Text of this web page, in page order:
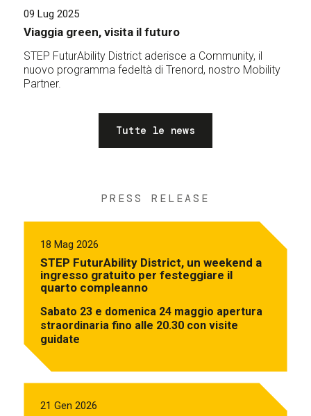
09 Lug 2025
Viaggia green, visita il futuro
STEP FuturAbility District aderisce a Community, il
nuovo programma fedeltà di Trenord, nostro Mobility
Partner.
Tutte le news
PRESS RELEASE
18 Mag 2026
STEP FuturAbility District, un weekend a
ingresso gratuito per festeggiare il
quarto compleanno
Sabato 23 e domenica 24 maggio apertura
straordinaria fino alle 20.30 con visite
guidate
21 Gen 2026